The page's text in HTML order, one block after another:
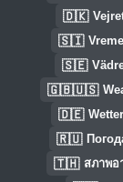
🇩🇰
🇸🇮
🇸🇪
🇬🇧🇺🇸
🇩🇪
🇷🇺
🇹🇭 สภาพอ